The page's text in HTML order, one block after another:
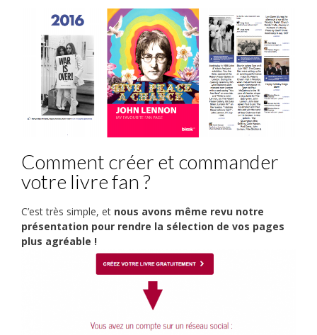
Comment créer et commander
votre livre fan ?
C’est très simple, et nous avons même revu notre
présentation pour rendre la sélection de vos pages
plus agréable !